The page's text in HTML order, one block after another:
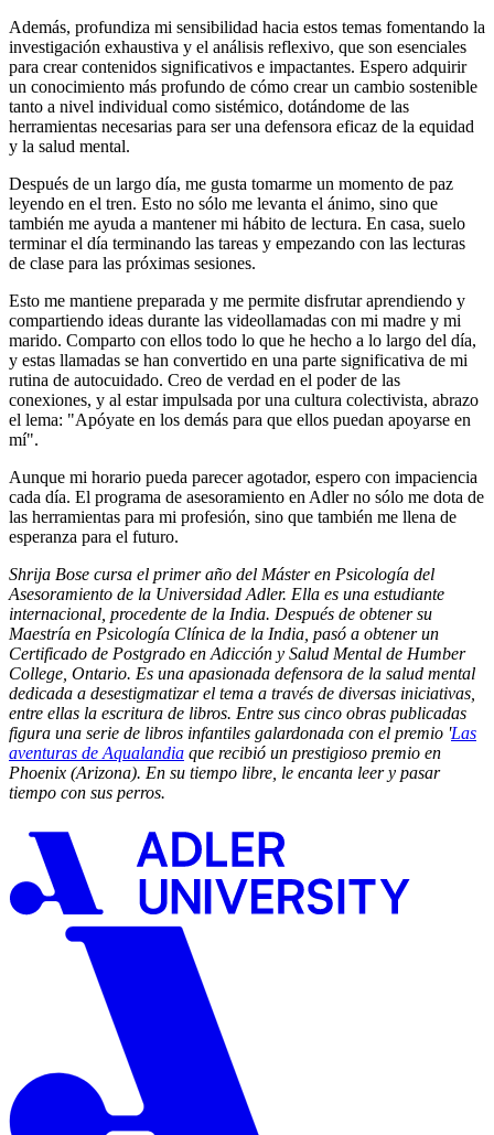
Además, profundiza mi sensibilidad hacia estos temas fomentando la
investigación exhaustiva y el análisis reflexivo, que son esenciales
para crear contenidos significativos e impactantes. Espero adquirir
un conocimiento más profundo de cómo crear un cambio sostenible
tanto a nivel individual como sistémico, dotándome de las
herramientas necesarias para ser una defensora eficaz de la equidad
y la salud mental.
Después de un largo día, me gusta tomarme un momento de paz
leyendo en el tren. Esto no sólo me levanta el ánimo, sino que
también me ayuda a mantener mi hábito de lectura. En casa, suelo
terminar el día terminando las tareas y empezando con las lecturas
de clase para las próximas sesiones.
Esto me mantiene preparada y me permite disfrutar aprendiendo y
compartiendo ideas durante las videollamadas con mi madre y mi
marido. Comparto con ellos todo lo que he hecho a lo largo del día,
y estas llamadas se han convertido en una parte significativa de mi
rutina de autocuidado. Creo de verdad en el poder de las
conexiones, y al estar impulsada por una cultura colectivista, abrazo
el lema: "Apóyate en los demás para que ellos puedan apoyarse en
mí".
Aunque mi horario pueda parecer agotador, espero con impaciencia
cada día. El programa de asesoramiento en Adler no sólo me dota de
las herramientas para mi profesión, sino que también me llena de
esperanza para el futuro.
Shrija Bose cursa el primer año del Máster en Psicología del
Asesoramiento de la Universidad Adler. Ella es una estudiante
internacional, procedente de la India. Después de obtener su
Maestría en Psicología Clínica de la India, pasó a obtener un
Certificado de Postgrado en Adicción y Salud Mental de Humber
College, Ontario. Es una apasionada defensora de la salud mental
dedicada a desestigmatizar el tema a través de diversas iniciativas,
entre ellas la escritura de libros. Entre sus cinco obras publicadas
figura una serie de libros infantiles galardonada con el premio 'Las
aventuras de Aqualandia que recibió un prestigioso premio en
Phoenix (Arizona). En su tiempo libre, le encanta leer y pasar
tiempo con sus perros.